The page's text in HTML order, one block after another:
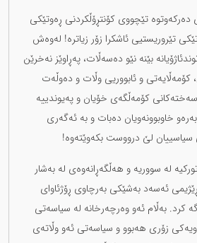
دەركەوتوە تێچووی کۆنتڕۆڵکردنی ڕەوتێكی
تێروریستیی ئاشكرا زۆر زیاترە! لەوەش
بێنە نێو دەسەڵات، پەڕاوێز نەخرێن
و ئابووریی وڵات و دەوڵەت
کۆمەڵگەی خۆیان و پەیوندییە
بەرەو خاوبوونەویان دەبات و بە ئەگەری
سیاسییان لێ درووست بکەوێتەوە!
لە سووریە و هەڵگەڕانەوەی لە بەشار
ئەسەد بەشێكی بەرچاوی ڕۆژئاوای
کرد. بەڵام ئەو وەرچەرخانە لە سیاسەتی
زۆری هەبوو و سیاسەتی ئەو وڵاتەی